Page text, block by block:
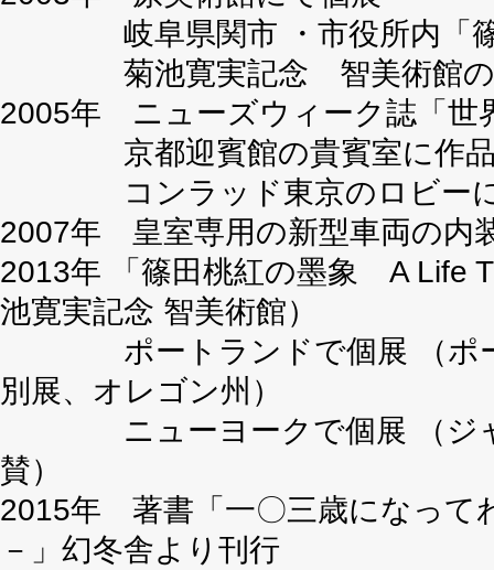
岐阜県関市 ・市役所内「篠田
菊池寛実記念 智美術館のロ
2005年 ニューズウィーク誌「世
京都迎賓館の貴賓室に作品
コンラッド東京のロビーに
2007年 皇室専用の新型車両の内
2013年 「篠田桃紅の墨象 A Life
池寛実記念 智美術館）
ポートランドで個展 （ポー
別展、オレゴン州）
ニューヨークで個展 （ジャ
賛）
2015年 著書「一〇三歳になって
－」幻冬舎より刊行